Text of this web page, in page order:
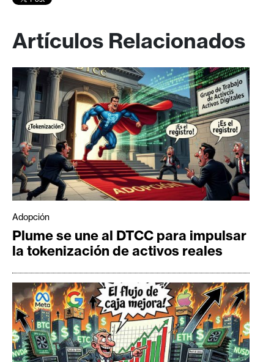
Artículos Relacionados
Adopción
Plume se une al DTCC para impulsar
la tokenización de activos reales